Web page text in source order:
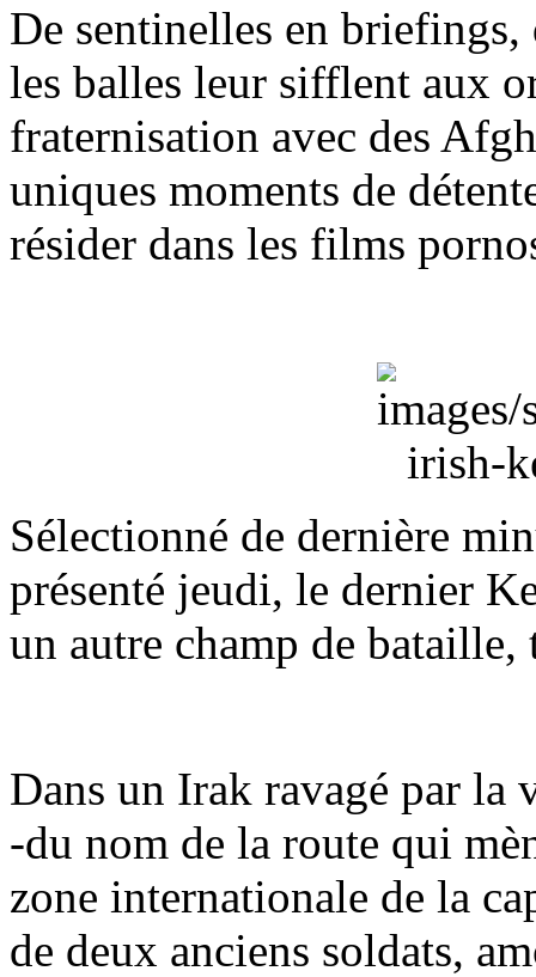
De sentinelles en briefings,
les balles leur sifflent aux
fraternisation avec des
uniques moments de
résider dans les films
Sélectionné de dernière
présenté jeudi, le dernier
un autre champ de
Dans un Irak ravagé par
-du nom de la route qui
zone internationale de la
de deux anciens soldats,